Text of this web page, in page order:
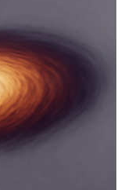
veröffentlichte
sind
thermische
– oder anders
ist es in den…